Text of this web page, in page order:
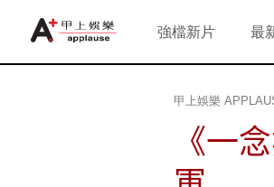
強檔新片 最
甲上娛樂
《一